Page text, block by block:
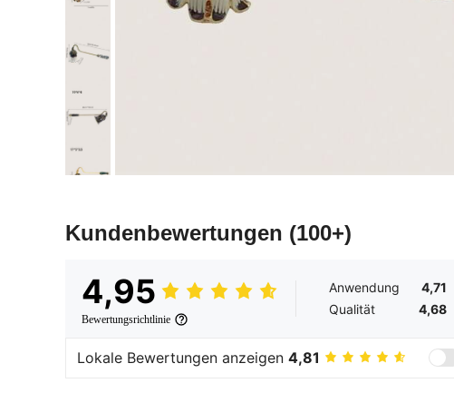
Kundenbewertungen (100+)
4,95
Bewertungsrichtlinie
Anwendung
4,71
Qualität
4,68
Lokale Bewertungen anzeigen 4,81